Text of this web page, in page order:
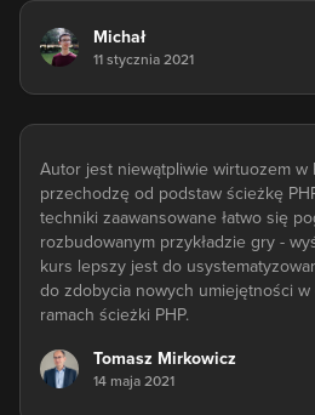
Michał
11 stycznia 2021
Autor jest niewątpliwie wirtuozem w
przechodzę od podstaw ścieżkę
techniki zaawansowane łatwo się
rozbudowanym przykładzie gry -
kurs lepszy jest do
do zdobycia nowych umiejętności
ramach ścieżki PHP.
Tomasz Mirkowicz
14 maja 2021